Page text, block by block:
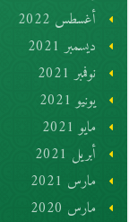
أغسطس 2022
ديسمبر 2021
نوفمبر 2021
يونيو 2021
مايو 2021
أبريل 2021
مارس 2021
مارس 2020